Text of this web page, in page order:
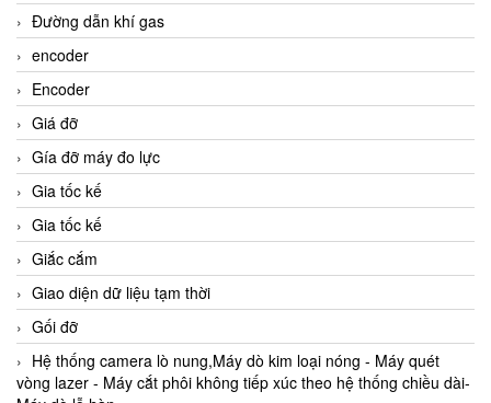
Đường dẫn khí gas
encoder
Encoder
Giá đỡ
Gía đỡ máy đo lực
Gia tốc kế
Gia tốc kế
Giắc cắm
Giao diện dữ liệu tạm thời
Gối đỡ
Hệ thống camera lò nung,Máy dò kim loại nóng - Máy quét
vòng lazer - Máy cắt phôi không tiếp xúc theo hệ thống chiều dài-